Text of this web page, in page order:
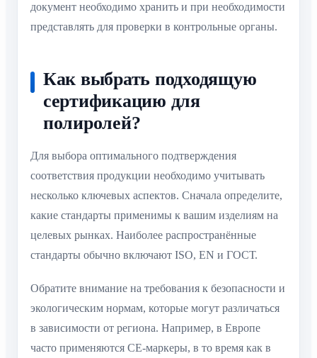
документ необходимо хранить и при необходимости
представлять для проверки в контрольные органы.
Как выбрать подходящую
сертификацию для
полиролей?
Для выбора оптимального подтверждения
соответствия продукции необходимо учитывать
несколько ключевых аспектов. Сначала определите,
какие стандарты применимы к вашим изделиям на
целевых рынках. Наиболее распространённые
стандарты обычно включают ISO, EN и ГОСТ.
Обратите внимание на требования к безопасности и
экологическим нормам, которые могут различаться
в зависимости от региона. Например, в Европе
часто применяются CE-маркеры, в то время как в